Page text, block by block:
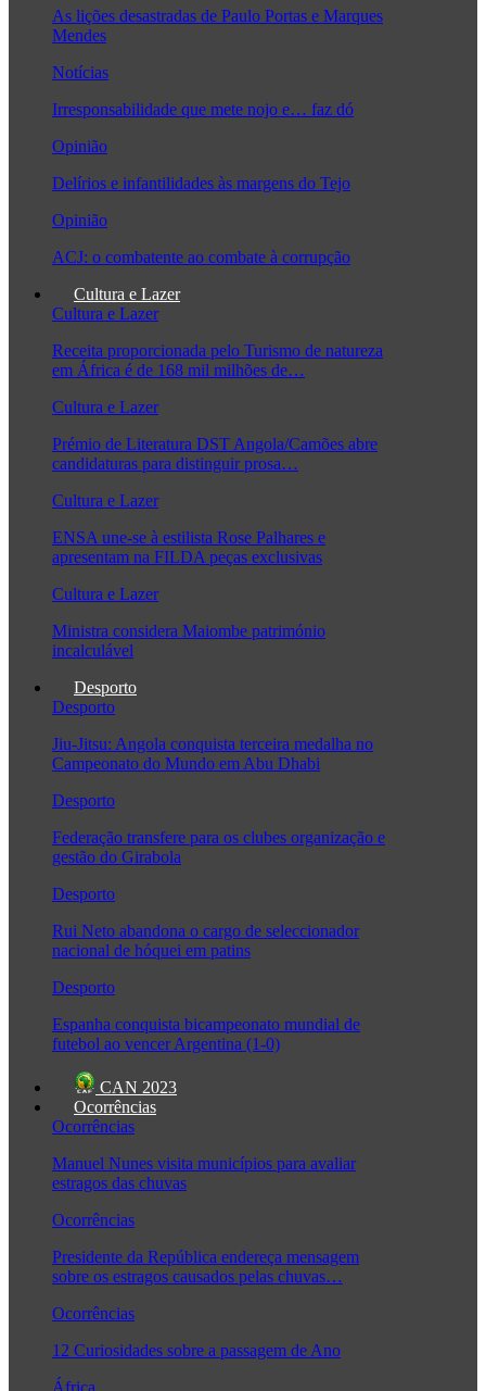
As lições desastradas de Paulo Portas e Marques
Mendes
Notícias
Irresponsabilidade que mete nojo e… faz dó
Opinião
Delírios e infantilidades às margens do Tejo
Opinião
ACJ: o combatente ao combate à corrupção
Cultura e Lazer
Cultura e Lazer
Receita proporcionada pelo Turismo de natureza
em África é de 168 mil milhões de…
Cultura e Lazer
Prémio de Literatura DST Angola/Camões abre
candidaturas para distinguir prosa…
Cultura e Lazer
ENSA une-se à estilista Rose Palhares e
apresentam na FILDA peças exclusivas
Cultura e Lazer
Ministra considera Maiombe património
incalculável
Desporto
Desporto
Jiu-Jitsu: Angola conquista terceira medalha no
Campeonato do Mundo em Abu Dhabi
Desporto
Federação transfere para os clubes organização e
gestão do Girabola
Desporto
Rui Neto abandona o cargo de seleccionador
nacional de hóquei em patins
Desporto
Espanha conquista bicampeonato mundial de
futebol ao vencer Argentina (1-0)
CAN 2023
Ocorrências
Ocorrências
Manuel Nunes visita municípios para avaliar
estragos das chuvas
Ocorrências
Presidente da República endereça mensagem
sobre os estragos causados pelas chuvas…
Ocorrências
12 Curiosidades sobre a passagem de Ano
África